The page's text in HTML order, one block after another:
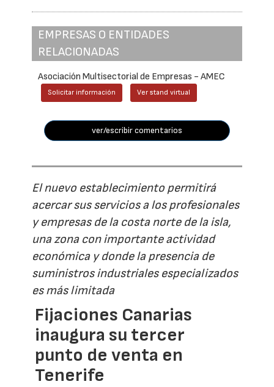
EMPRESAS O ENTIDADES
RELACIONADAS
Asociación Multisectorial de Empresas - AMEC
Solicitar información Ver stand virtual
ver/escribir comentarios
El nuevo establecimiento permitirá
acercar sus servicios a los profesionales
y empresas de la costa norte de la isla,
una zona con importante actividad
económica y donde la presencia de
suministros industriales especializados
es más limitada
Fijaciones Canarias
inaugura su tercer
punto de venta en
Tenerife